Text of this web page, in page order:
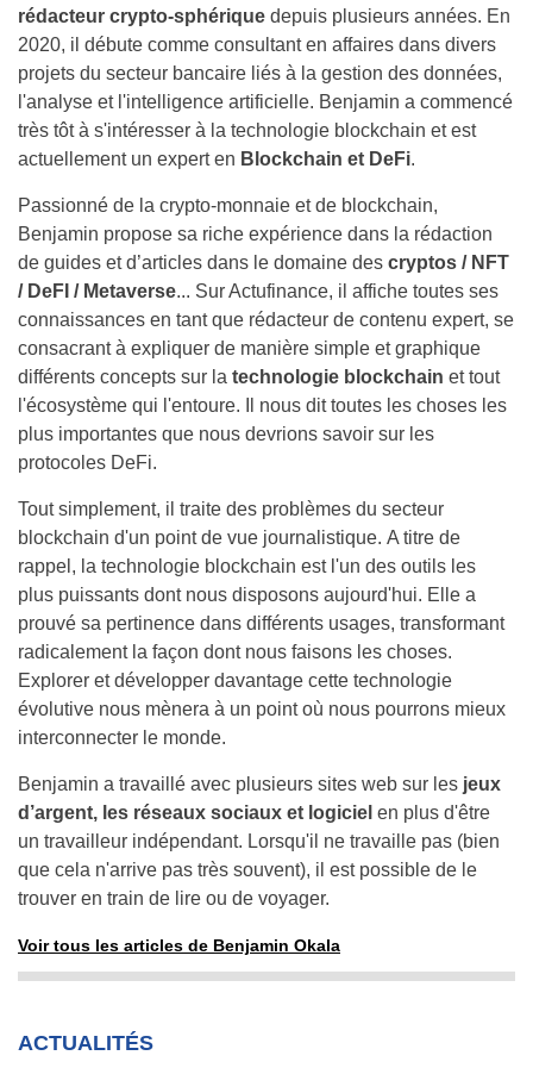
rédacteur crypto-sphérique depuis plusieurs années. En
2020, il débute comme consultant en affaires dans divers
projets du secteur bancaire liés à la gestion des données,
l'analyse et l'intelligence artificielle. Benjamin a commencé
très tôt à s'intéresser à la technologie blockchain et est
actuellement un expert en Blockchain et DeFi.
Passionné de la crypto-monnaie et de blockchain,
Benjamin propose sa riche expérience dans la rédaction
de guides et d’articles dans le domaine des cryptos / NFT
/ DeFI / Metaverse... Sur Actufinance, il affiche toutes ses
connaissances en tant que rédacteur de contenu expert, se
consacrant à expliquer de manière simple et graphique
différents concepts sur la technologie blockchain et tout
l'écosystème qui l'entoure. Il nous dit toutes les choses les
plus importantes que nous devrions savoir sur les
protocoles DeFi.
Tout simplement, il traite des problèmes du secteur
blockchain d'un point de vue journalistique. A titre de
rappel, la technologie blockchain est l'un des outils les
plus puissants dont nous disposons aujourd'hui. Elle a
prouvé sa pertinence dans différents usages, transformant
radicalement la façon dont nous faisons les choses.
Explorer et développer davantage cette technologie
évolutive nous mènera à un point où nous pourrons mieux
interconnecter le monde.
Benjamin a travaillé avec plusieurs sites web sur les jeux
d’argent, les réseaux sociaux et logiciel en plus d'être
un travailleur indépendant. Lorsqu'il ne travaille pas (bien
que cela n'arrive pas très souvent), il est possible de le
trouver en train de lire ou de voyager.
Voir tous les articles de Benjamin Okala
ACTUALITÉS